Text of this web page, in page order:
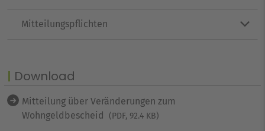
Mitteilungspflichten
Download
Mitteilung über Veränderungen zum
Wohngeldbescheid
(PDF, 92.4 KB)